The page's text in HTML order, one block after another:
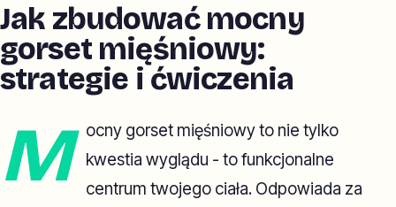
Jak zbudować mocny
gorset mięśniowy:
strategie i ćwiczenia
M
ocny gorset mięśniowy to nie tylko
kwestia wyglądu - to funkcjonalne
centrum twojego ciała. Odpowiada za